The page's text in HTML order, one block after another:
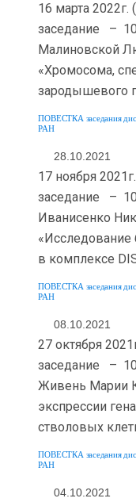
16 марта
заседание –
Малиновской
«Хромосома,
зародышевого
ПОВЕСТКА заседания
РАН
28.10.2021
17 ноября
заседание –
Иванисенко
«Исследование
в комплексе
ПОВЕСТКА заседания
РАН
08.10.2021
27 октября
заседание –
Живень Марии
экспрессии
стволовых
ПОВЕСТКА заседания
РАН
04.10.2021